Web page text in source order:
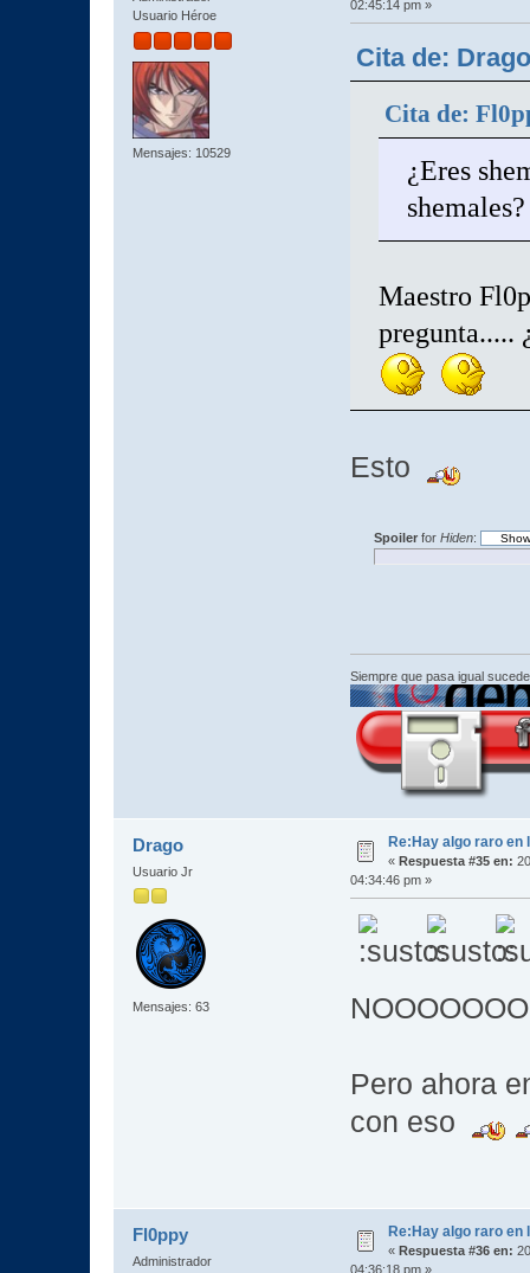
Usuario Héroe
Mensajes: 10529
02:45:14 pm »
Cita de:
Cita de:
¿Eres
shemales?
Maestro
pregunta.....
Esto
Spoilerfor Hiden:
Siempre que pasa igual
Drago
Usuario Jr
Mensajes: 63
Re:Hay algo raro en
« Respuesta #35 en:
04:34:46 pm »
Pero ahora
con eso
Fl0ppy
Administrador
Re:Hay algo raro en
« Respuesta #36 en:
04:36:18 pm »